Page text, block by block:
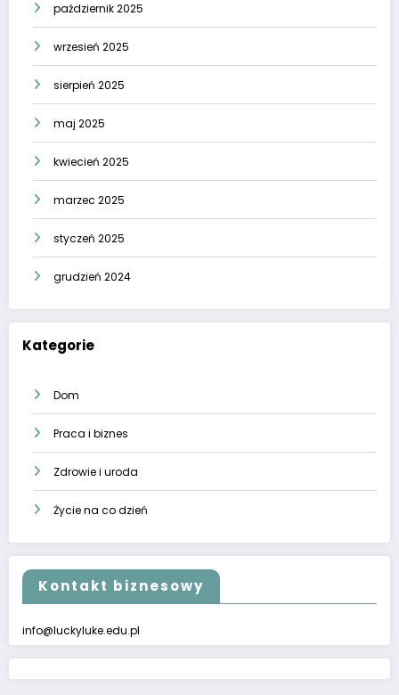
październik 2025
wrzesień 2025
sierpień 2025
maj 2025
kwiecień 2025
marzec 2025
styczeń 2025
grudzień 2024
Kategorie
Dom
Praca i biznes
Zdrowie i uroda
Życie na co dzień
Kontakt biznesowy
info@luckyluke.edu.pl